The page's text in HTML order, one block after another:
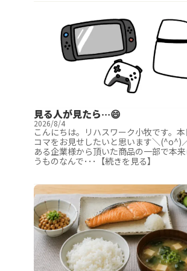
見る人が見たら…😄
2026/8/4
こんにちは。リハスワーク小牧です。
コマをお見せしたいと思います＼(^o^)
ある企業様から頂いた商品の一部で本
うものなんで･･･【続きを見る】